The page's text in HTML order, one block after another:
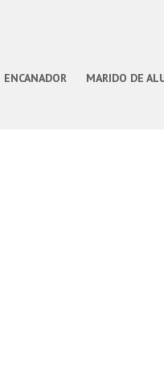
ENCANADOR
MARIDO DE